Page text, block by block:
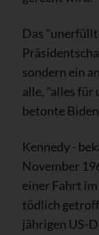
Das
sondern ein
alle, "alles für
betonte
Kennedy -
November
einer Fahrt
tödlich
jährigen US-